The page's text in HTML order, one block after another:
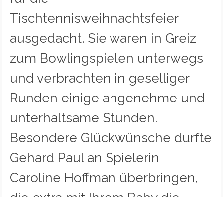
Tischtennisweihnachtsfeier
ausgedacht. Sie waren in Greiz
zum Bowlingspielen unterwegs
und verbrachten in geselliger
Runden einige angenehme und
unterhaltsame Stunden.
Besondere Glückwünsche durfte
Gehard Paul an Spielerin
Caroline Hoffman überbringen,